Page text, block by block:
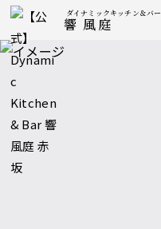
ダイナミックキッチン＆バー
響 風庭